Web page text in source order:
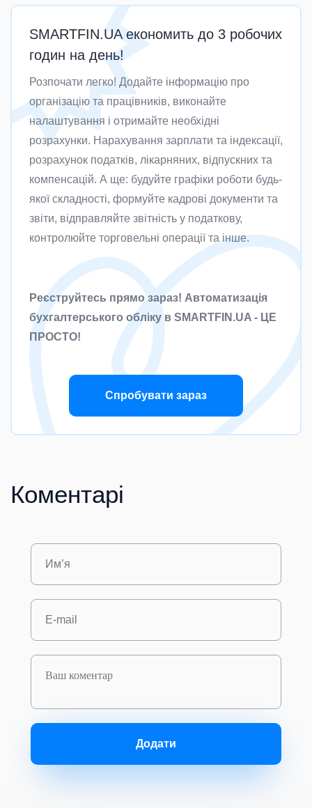
SMARTFIN.UA економить до 3 робочих
годин на день!
Розпочати легко! Додайте інформацію про
організацію та працівників, виконайте
налаштування і отримайте необхідні
розрахунки. Нарахування зарплати та індексації,
розрахунок податків, лікарняних, відпускних та
компенсацій. А ще: будуйте графіки роботи будь-
якої складності, формуйте кадрові документи та
звіти, відправляйте звітність у податкову,
контролюйте торговельні операції та інше.
Реєструйтесь прямо зараз! Автоматизація
бухгалтерського обліку в SMARTFIN.UA - ЦЕ
ПРОСТО!
Спробувати зараз
Коментарі
Додати